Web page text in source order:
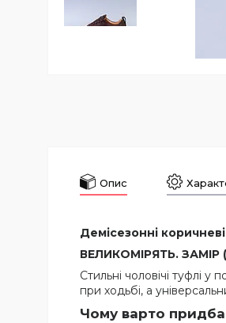
Опис
Демісезонні
ВЕЛИКОМІРЯТЬ.
Стильні чоловічі туфлі
при ходьбі, а
Чому варто